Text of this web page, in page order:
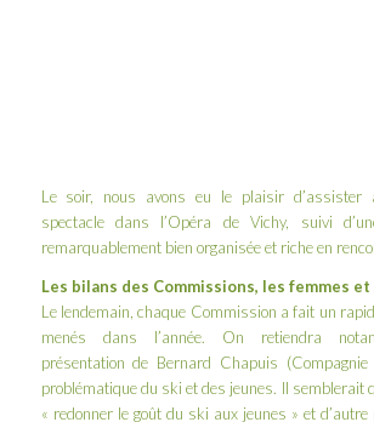
Le soir, nous avons eu le plaisir d’assister
spectacle dans l’Opéra de Vichy, suivi
remarquablement bien organisée et riche en
Les bilans des Commissions, les femmes
Le lendemain, chaque Commission a fait un
menés dans l’année. On retiendra
présentation de Bernard Chapuis
problématique du ski et des jeunes. Il semblerait
« redonner le goût du ski aux jeunes » et d’autre